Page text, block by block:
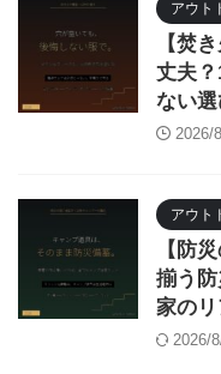
アウト
【焚
丈夫
ない
2026/
アウト
【防
揃う
家の
2026/